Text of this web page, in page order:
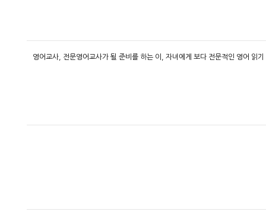
영어교사, 전문영어교사가 될 준비를 하는 이, 자녀에게 보다 전문적인 영어 읽